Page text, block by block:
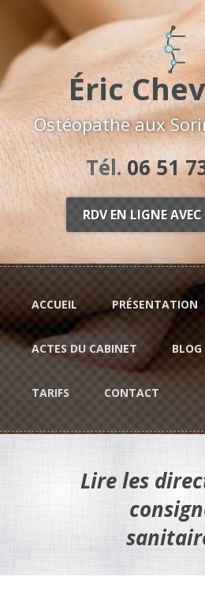
Aller au contenu principal
Éric
Ostéopathe aux
Tél.06 51
RDV EN LIGNE
ACCUEIL PRÉSENTATION
ACTES DU CABINET BLOG
TARIFS CONTACT
Lire les